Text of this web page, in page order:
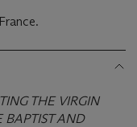
THE VIRGIN
BAPTIST AND